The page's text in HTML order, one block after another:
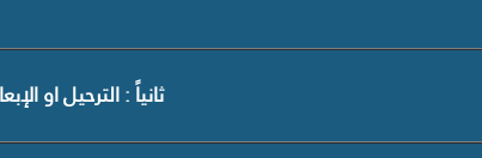
ثانياً:الترحيل او